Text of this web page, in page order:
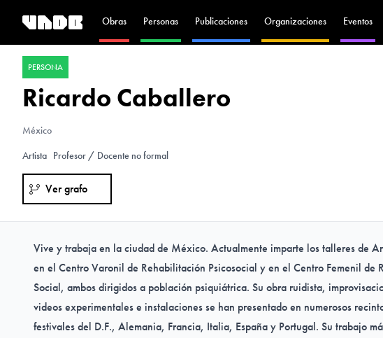
Obras Personas Publicaciones Organizaciones Eventos
PERSONA
Ricardo Caballero
México
Artista Profesor / Docente no formal
Ver grafo
Vive y trabaja en la ciudad de México. Actualmente imparte los talleres de
en el Centro Varonil de Rehabilitación Psicosocial y en el Centro Femenil de
Social, ambos dirigidos a población psiquiátrica. Su obra ruidista,
videos experimentales e instalaciones se han presentado en numerosos
festivales del D.F., Alemania, Francia, Italia, España y Portugal. Su trabajo